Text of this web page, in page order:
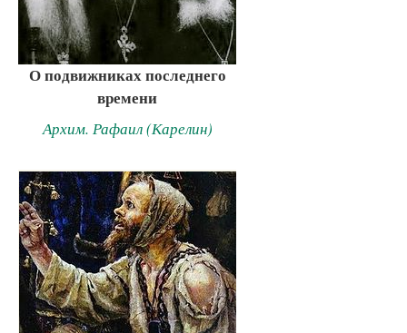
О подвижниках последнего
времени
Архим. Рафаил (Карелин)